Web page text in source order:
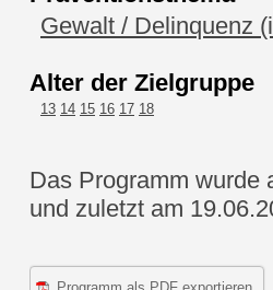
Gewalt / Delinquenz
Alter der Zielgruppe
13 14 15 16 17 18
Das Programm wurde
und zuletzt am